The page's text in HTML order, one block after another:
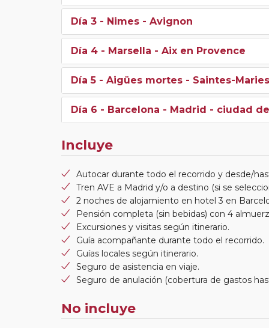
Día 3 - Nimes - Avignon
Día 4 - Marsella - Aix en Provence
Día 5 - Aigües mortes - Saintes-
Día 6 - Barcelona - Madrid - ciudad
Incluye
Autocar durante todo el recorrido y desde/
Tren AVE a Madrid y/o a destino (si se
2 noches de alojamiento en hotel 3 en
Pensión completa (sin bebidas) con 4
Excursiones y visitas según itinerario.
Guía acompañante durante todo el recorrido.
Guías locales según itinerario.
Seguro de asistencia en viaje.
Seguro de anulación (cobertura de gastos
No incluye